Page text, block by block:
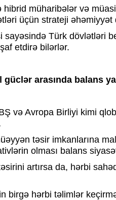
müharibələr və
üçün strateji əhəmiyyət
sayəsində Türk dövlətləri
etdirə bilərlər.
güclər arasında balans
və Avropa Birliyi kimi
təsir imkanlarına
olması balans
artırsa da, hərbi
birgə hərbi təlimlər